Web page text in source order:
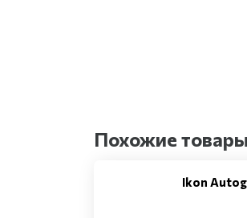
Похожие товары
Ikon